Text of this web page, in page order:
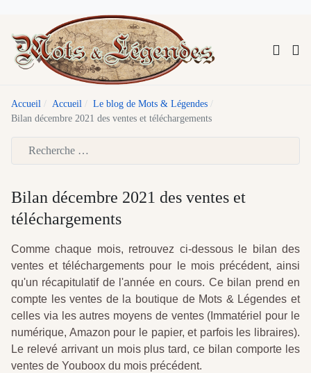
Accueil Accueil
Le blog de Mots & Légendes
Bilan décembre 2021 des ventes et téléchargements
Bilan décembre 2021 des ventes et
téléchargements
Comme chaque mois, retrouvez ci-dessous le bilan des
ventes et téléchargements pour le mois précédent, ainsi
qu'un récapitulatif de l'année en cours. Ce bilan prend en
compte les ventes de la boutique de Mots & Légendes et
celles via les autres moyens de ventes (Immatériel pour le
numérique, Amazon pour le papier, et parfois les libraires).
Le relevé arrivant un mois plus tard, ce bilan comporte les
ventes de Youboox du mois précédent.